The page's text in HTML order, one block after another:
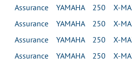
Assurance YAMAHA 250 X-
Assurance YAMAHA 250 X-
Assurance YAMAHA 250 X-
Assurance YAMAHA 250 X-